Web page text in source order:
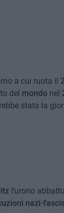
a cui ruota il
del mondonel
stata la
furono
nazi-